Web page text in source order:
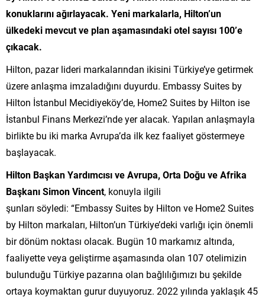
konuklarını ağırlayacak. Yeni markalarla, Hilton’un
ülkedeki mevcut ve plan aşamasındaki otel sayısı 100’e
çıkacak.
Hilton, pazar lideri markalarından ikisini Türkiye’ye getirmek
üzere anlaşma imzaladığını duyurdu. Embassy Suites by
Hilton İstanbul Mecidiyeköy’de, Home2 Suites by Hilton ise
İstanbul Finans Merkezi’nde yer alacak. Yapılan anlaşmayla
birlikte bu iki marka Avrupa’da ilk kez faaliyet göstermeye
başlayacak.
Hilton Başkan Yardımcısı ve Avrupa, Orta Doğu ve Afrika
Başkanı Simon Vincent, konuyla ilgili
şunları söyledi: “Embassy Suites by Hilton ve Home2 Suites
by Hilton markaları, Hilton’un Türkiye’deki varlığı için önemli
bir dönüm noktası olacak. Bugün 10 markamız altında,
faaliyette veya geliştirme aşamasında olan 107 otelimizin
bulunduğu Türkiye pazarına olan bağlılığımızı bu şekilde
ortaya koymaktan gurur duyuyoruz. 2022 yılında yaklaşık 45